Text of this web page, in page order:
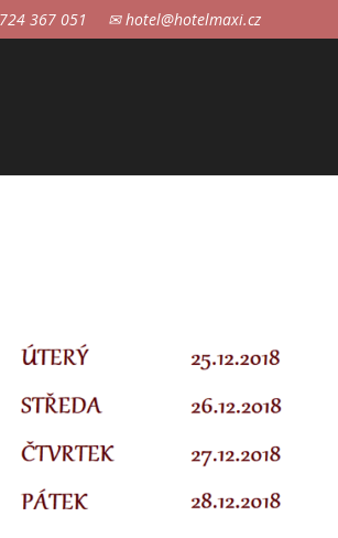
367 051 ✉ hotel@hotelmaxi.cz